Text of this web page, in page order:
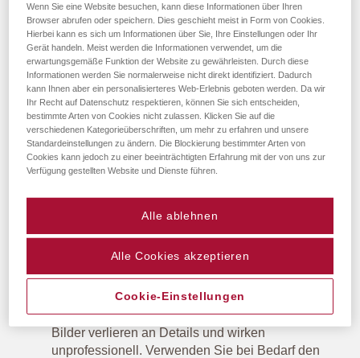
einem gewöhnlichen und einem außergewöhnlichen
Erinnerungsalbum ausmachen. In diesem Ratgeber
erfahren Sie, wie Sie Fotos aufnehmen, die perfekt in Ihr
Album passen, wie Sie die besten Bilder auswählen und
wie Sie durch Bildbearbeitung und -optimierung Ihre
Fotos noch schöner machen.
Die besten Fototechniken für perfekte
Erinnerungen: Wie man Fotos aufnimmt,
die im Album gut zur Geltung kommen
Um Fotos zu machen, die nicht nur im Moment
beeindruckend sind, sondern auch in einem Album
hervorragend zur Geltung kommen, sollten Sie auf
einige grundlegende Fototechniken achten:
Die richtige Belichtung wählen:Um Fotos für Ihr
Album zu optimieren, ist es wichtig, die richtige
Belichtung zu wählen. Zu dunkle oder zu helle
Bilder verlieren an Details und wirken
unprofessionell. Verwenden Sie bei Bedarf den
Wenn Sie eine Website besuchen, kann diese Informationen über Ihren
Browser abrufen oder speichern. Dies geschieht meist in Form von Cookies.
Hierbei kann es sich um Informationen über Sie, Ihre Einstellungen oder Ihr
Gerät handeln. Meist werden die Informationen verwendet, um die
erwartungsgemäße Funktion der Website zu gewährleisten. Durch diese
Informationen werden Sie normalerweise nicht direkt identifiziert. Dadurch
kann Ihnen aber ein personalisierteres Web-Erlebnis geboten werden. Da wir
Ihr Recht auf Datenschutz respektieren, können Sie sich entscheiden,
bestimmte Arten von Cookies nicht zulassen. Klicken Sie auf die
verschiedenen Kategorieüberschriften, um mehr zu erfahren und unsere
Standardeinstellungen zu ändern. Die Blockierung bestimmter Arten von
Cookies kann jedoch zu einer beeinträchtigten Erfahrung mit der von uns zur
Verfügung gestellten Website und Dienste führen.
Alle ablehnen
Alle Cookies akzeptieren
Cookie-Einstellungen